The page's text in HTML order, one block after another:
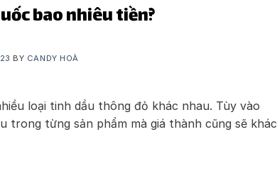
bao nhiêu tiền?
BY CANDY HOÀ
loại tinh dầu thông đỏ khác nhau. Tùy vào
trong từng sản phẩm mà giá thành cũng sẽ khác